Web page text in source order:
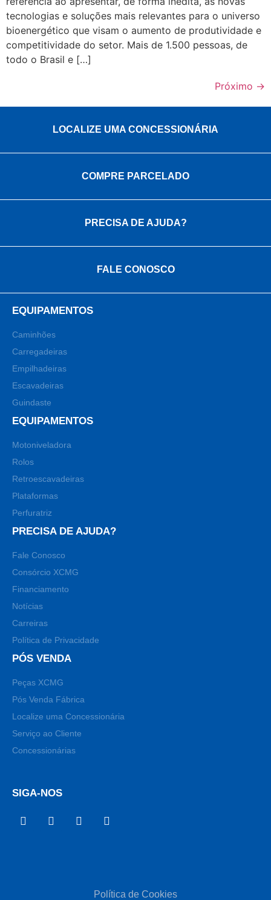
tecnologias e soluções mais relevantes para o universo
bioenergético que visam o aumento de produtividade e
competitividade do setor. Mais de 1.500 pessoas, de
todo o Brasil e […]
Próximo →
LOCALIZE UMA CONCESSIONÁRIA
COMPRE PARCELADO
PRECISA DE AJUDA?
FALE CONOSCO
EQUIPAMENTOS
Caminhões
Carregadeiras
Empilhadeiras
Escavadeiras
Guindaste
EQUIPAMENTOS
Motoniveladora
Rolos
Retroescavadeiras
Plataformas
Perfuratriz
PRECISA DE AJUDA?
Fale Conosco
Consórcio XCMG
Financiamento
Notícias
Carreiras
Política de Privacidade
PÓS VENDA
Peças XCMG
Pós Venda Fábrica
Localize uma Concessionária
Serviço ao Cliente
Concessionárias
SIGA-NOS
Política de Cookies